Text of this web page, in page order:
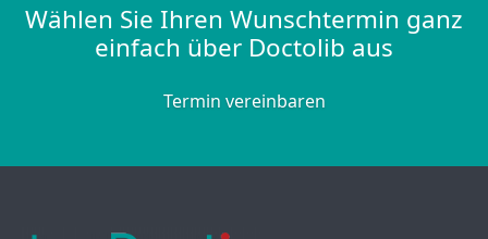
Wählen Sie Ihren Wunschtermin ganz
einfach über Doctolib aus
Termin vereinbaren